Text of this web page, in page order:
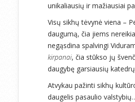
unikaliausių ir mažiausiai
Visų sikhų tėvynė viena –
daugumą, čia jiems
negąsdina spalvingi
kirpanai, čia stūkso jų
daugybę garsiausių
Atvykau pažinti sikhų
daugelis pasaulio